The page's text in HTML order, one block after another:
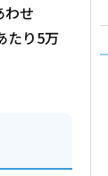
わせ
たり5万